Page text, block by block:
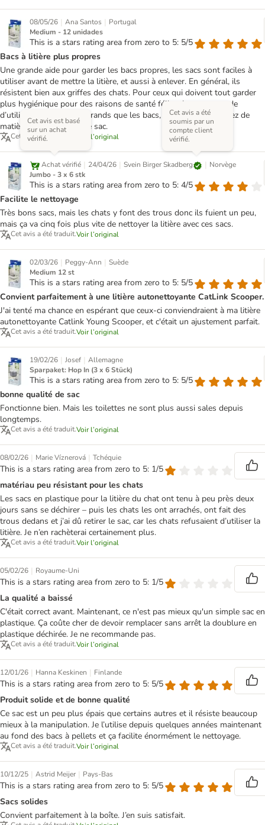
08/05/26 | Ana Santos | Portugal
Medium - 12 unidades
This is a stars rating area from zero to 5: 5/5
Bacs à litière plus propres
Une grande aide pour garder les bacs propres, les sacs sont faciles à
utiliser avant de mettre la litière, et aussi à enlever. En général, ils
résistent bien aux griffes des chats. Pour ceux qui doivent tout garder
plus hygiénique pour des raisons de santé féline, je recommande
d’utiliser des sacs plus grands que les bacs, pour qu’il y ait assez de
matière pour bien fixer le sac.
Cet avis a été traduit. Voir l’original
Achat vérifié
Cet avis est basé
sur un achat
vérifié.
| 24/04/26 | Svein Birger Skadberg
Cet avis a été
soumis par un
compte client
vérifié.
| Norvège
Jumbo - 3 x 6 stk
This is a stars rating area from zero to 5: 4/5
Facilite le nettoyage
Très bons sacs, mais les chats y font des trous donc ils fuient un peu,
mais ça va cinq fois plus vite de nettoyer la litière avec ces sacs.
Cet avis a été traduit.Voir l’original
02/03/26 | Peggy-Ann | Suède
Medium 12 st
This is a stars rating area from zero to 5: 5/5
Convient parfaitement à une litière autonettoyante CatLink Scooper.
J'ai tenté ma chance en espérant que ceux-ci conviendraient à ma litière
autonettoyante Catlink Young Scooper, et c'était un ajustement parfait.
Cet avis a été traduit.Voir l’original
19/02/26 | Josef | Allemagne
Sparpaket: Hop In (3 x 6 Stück)
This is a stars rating area from zero to 5: 5/5
bonne qualité de sac
Fonctionne bien. Mais les toilettes ne sont plus aussi sales depuis
longtemps.
Cet avis a été traduit.Voir l’original
08/02/26 | Marie Víznerová | Tchéquie
This is a stars rating area from zero to 5: 1/5
matériau peu résistant pour les chats
Les sacs en plastique pour la litière du chat ont tenu à peu près deux
jours sans se déchirer – puis les chats les ont arrachés, ont fait des
trous dedans et j’ai dû retirer le sac, car les chats refusaient d’utiliser la
litière. Je n’en rachèterai certainement plus.
Cet avis a été traduit.Voir l’original
05/02/26 | Royaume-Uni
This is a stars rating area from zero to 5: 1/5
La qualité a baissé
C'était correct avant. Maintenant, ce n'est pas mieux qu'un simple sac en
plastique. Ça coûte cher de devoir remplacer sans arrêt la doublure en
plastique déchirée. Je ne recommande pas.
Cet avis a été traduit.Voir l’original
12/01/26 | Hanna Keskinen | Finlande
This is a stars rating area from zero to 5: 5/5
Produit solide et de bonne qualité
Ce sac est un peu plus épais que certains autres et il résiste beaucoup
mieux à la manipulation. Je l’utilise depuis quelques années maintenant
au fond des bacs à pellets et ça facilite énormément le nettoyage.
Cet avis a été traduit.Voir l’original
10/12/25 | Astrid Meijer | Pays-Bas
This is a stars rating area from zero to 5: 5/5
Sacs solides
Convient parfaitement à la boîte. J’en suis satisfait.